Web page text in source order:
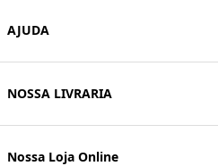
AJUDA
NOSSA LIVRARIA
Nossa Loja Online